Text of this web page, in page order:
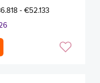
- €52.133